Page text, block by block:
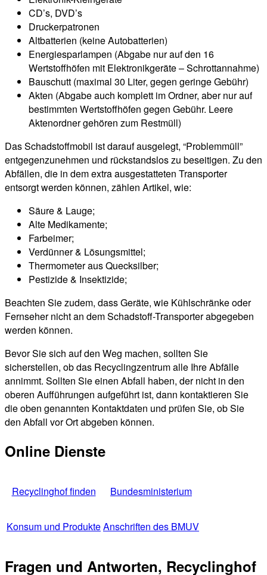
CD’s, DVD’s
Druckerpatronen
Altbatterien (keine Autobatterien)
Energiesparlampen (Abgabe nur auf den 16
Wertstoffhöfen mit Elektronikgeräte – Schrottannahme)
Bauschutt (maximal 30 Liter, gegen geringe Gebühr)
Akten (Abgabe auch komplett im Ordner, aber nur auf
bestimmten Wertstoffhöfen gegen Gebühr. Leere
Aktenordner gehören zum Restmüll)
Das Schadstoffmobil ist darauf ausgelegt, “Problemmüll”
entgegenzunehmen und rückstandslos zu beseitigen. Zu den
Abfällen, die in dem extra ausgestatteten Transporter
entsorgt werden können, zählen Artikel, wie:
Säure & Lauge;
Alte Medikamente;
Farbeimer;
Verdünner & Lösungsmittel;
Thermometer aus Quecksilber;
Pestizide & Insektizide;
Beachten Sie zudem, dass Geräte, wie Kühlschränke oder
Fernseher nicht an dem Schadstoff-Transporter abgegeben
werden können.
Bevor Sie sich auf den Weg machen, sollten Sie
sicherstellen, ob das Recyclingzentrum alle Ihre Abfälle
annimmt. Sollten Sie einen Abfall haben, der nicht in den
oberen Aufführungen aufgeführt ist, dann kontaktieren Sie
die oben genannten Kontaktdaten und prüfen Sie, ob Sie
den Abfall vor Ort abgeben können.
Online Dienste
Recyclinghof finden Bundesministerium
Konsum und ProdukteAnschriften des BMUV
Fragen und Antworten, Recyclinghof